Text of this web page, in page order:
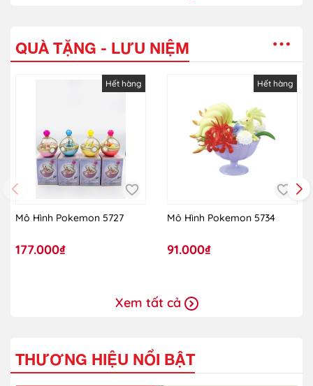
QUÀ TẶNG - LƯU NIỆM
Hết hàng
Mô Hình Pokemon 5727
177.000₫
Hết hàng
Mô Hình Pokemon 5734
91.000₫
Xem tất cả
THƯƠNG HIỆU NỔI BẬT